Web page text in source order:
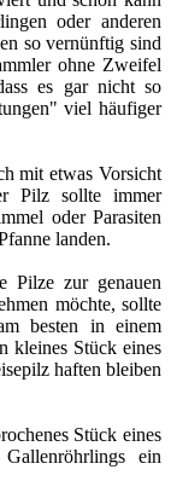
oder anderen
so vernünftig sind
ohne Zweifel
es gar nicht so
viel häufiger
mit etwas Vorsicht
Pilz sollte immer
oder Parasiten
landen.
Pilze zur genauen
möchte, sollte
besten in einem
kleines Stück eines
haften bleiben
Stück eines
ein